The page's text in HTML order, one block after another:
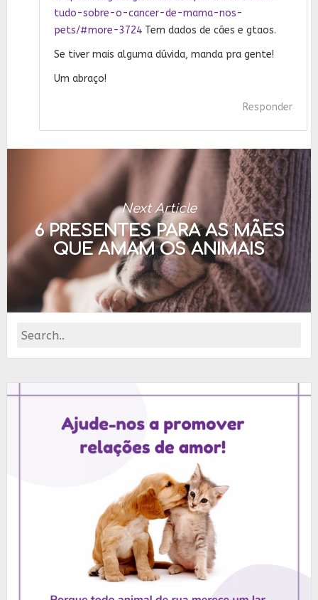
tudo-sobre-o-cancer-de-mama-nos-
pets/#more-3724 Tem dados de cães e gtaos.
Se tiver mais alguma dúvida, manda pra gente!
Um abraço!
Responder
Next Article
6 PRESENTES PARA AS MÃES
QUE AMAM OS ANIMAIS